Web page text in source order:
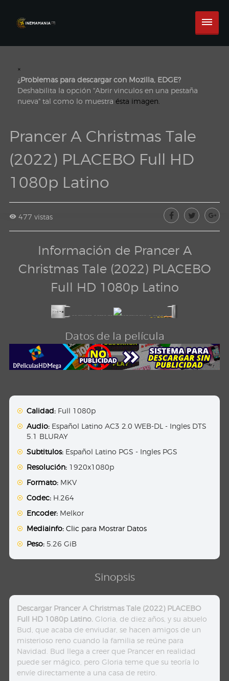
×
¿Problemas para descargar con Mozilla, EDGE?
Deshabilita la opción "Abrir vinculos en una pestaña
nueva" tal como lo muestra ésta imagen.
Prancer A Christmas Tale
(2022) PLACEBO Full HD
1080p Latino
477 vistas
Información de Prancer A
Christmas Tale (2022) PLACEBO
Full HD 1080p Latino
Datos de la película
Calidad: Full 1080p
Audio: Español Latino AC3 2.0 WEB-DL - Ingles DTS
5.1 BLURAY
Subtitulos: Español Latino PGS - Ingles PGS
Resolución: 1920x1080p
Formato: MKV
Codec: H.264
Encoder: Melkor
Mediainfo: Clic para Mostrar Datos
Peso: 5.26 GiB
Sinopsis
Descargar Prancer A Christmas Tale (2022) PLACEBO
Full HD 1080p Latino. Gloria, de diez años, y su abuelo
Bud, que acaba de enviudar, se hacen amigos de un
misterioso reno cuando la familia se reúne para
Navidad. Bud llega a creer que Prancer en realidad
puede ser mágico, pero Gloria teme que su teoría lo
envíe directamente a una casa de retiro.